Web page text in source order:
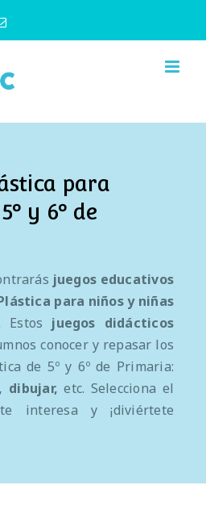
Correo
para
y 6º de
juegos educativos
para niños y niñas
Estos juegos didácticos
conocer y repasar los
de 5º y 6º de Primaria:
dibujar, etc. Selecciona el
interesa y ¡diviértete